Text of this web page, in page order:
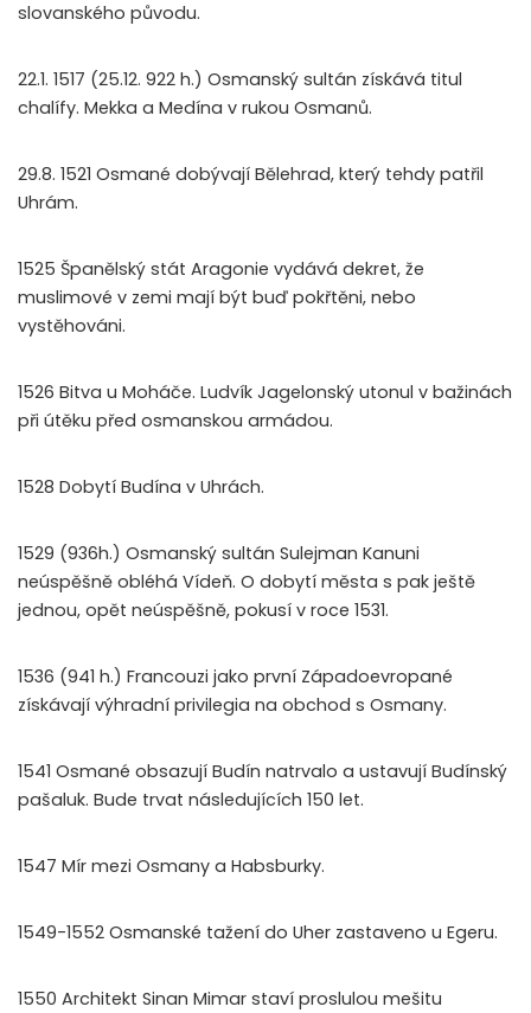
slovanského původu.
22.1. 1517 (25.12. 922 h.) Osmanský sultán získává titul
chalífy. Mekka a Medína v rukou Osmanů.
29.8. 1521 Osmané dobývají Bělehrad, který tehdy patřil
Uhrám.
1525 Španělský stát Aragonie vydává dekret, že
muslimové v zemi mají být buď pokřtěni, nebo
vystěhováni.
1526 Bitva u Moháče. Ludvík Jagelonský utonul v bažinách
při útěku před osmanskou armádou.
1528 Dobytí Budína v Uhrách.
1529 (936h.) Osmanský sultán Sulejman Kanuni
neúspěšně obléhá Vídeň. O dobytí města s pak ještě
jednou, opět neúspěšně, pokusí v roce 1531.
1536 (941 h.) Francouzi jako první Západoevropané
získávají výhradní privilegia na obchod s Osmany.
1541 Osmané obsazují Budín natrvalo a ustavují Budínský
pašaluk. Bude trvat následujících 150 let.
1547 Mír mezi Osmany a Habsburky.
1549-1552 Osmanské tažení do Uher zastaveno u Egeru.
1550 Architekt Sinan Mimar staví proslulou mešitu